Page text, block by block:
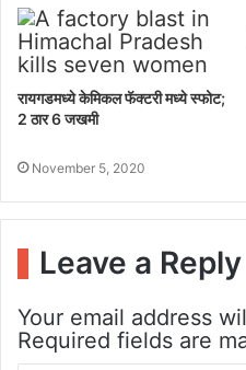
रायगडमध्ये केमिकल फॅक्टरी मध्ये स्फोट;
2 ठार 6 जखमी
November 5, 2020
Leave a Reply
Your email address
Required fields are